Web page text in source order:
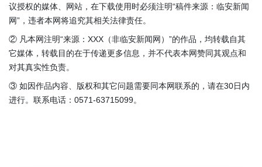
议授权的媒体、网站，在下载使用时必须注明“稿件来源：临安新闻
网”，违者本网将追究其相关法律责任。
② 凡本网注明“来源：XXX（非临安新闻网）”的作品，均转载自其
它媒体，转载目的在于传递更多信息，并不代表本网赞同其观点和
对其真实性负责。
③ 如因作品内容、版权和其它问题需要同本网联系的，请在30日内
进行。联系电话：0571-63715099。